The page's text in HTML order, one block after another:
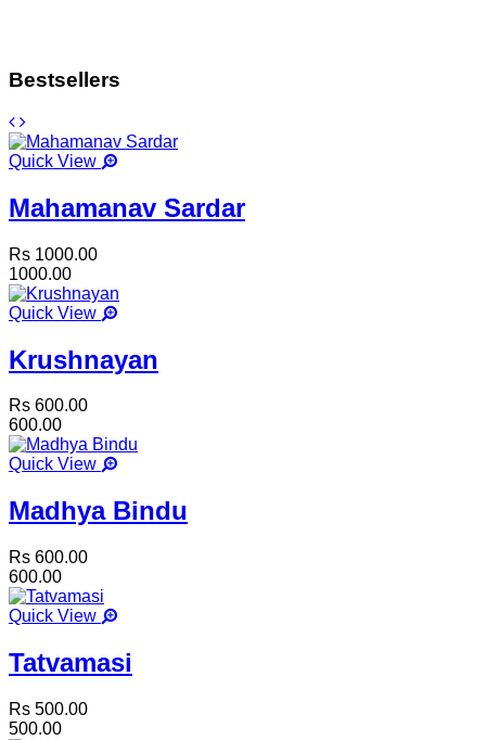
Bestsellers
Quick View
Mahamanav Sardar
Rs 1000.00
1000.00
Quick View
Krushnayan
Rs 600.00
600.00
Quick View
Madhya Bindu
Rs 600.00
600.00
Quick View
Tatvamasi
Rs 500.00
500.00